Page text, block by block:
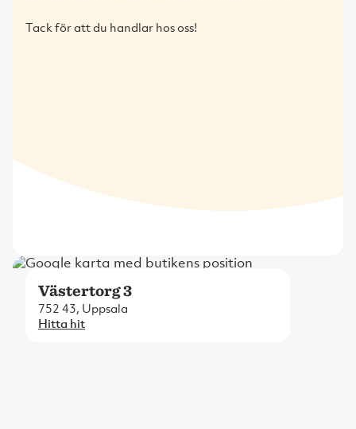
Tack för att du handlar hos oss!
Västertorg 3
752 43, Uppsala
Hitta hit